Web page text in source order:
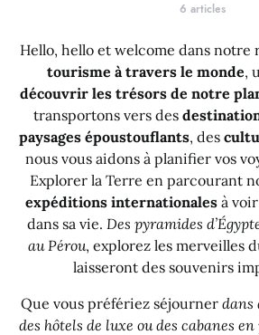
6 articles
Hello, hello et welcome dans notre
tourisme à travers le monde,
découvrir les trésors de notre
transportons vers des
paysages époustouflants, des
nous vous aidons à planifier vos
Explorer la Terre en parcourant
expéditions internationales à
dans sa vie. Des pyramides
au Pérou, explorez les merveilles
laisseront des souvenirs
Que vous préfériez séjourner dans
des hôtels de luxe ou des cabanes